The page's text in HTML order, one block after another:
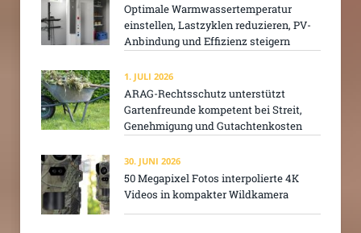
Optimale Warmwassertemperatur
einstellen, Lastzyklen reduzieren, PV-
Anbindung und Effizienz steigern
1. JULI 2026
ARAG-Rechtsschutz unterstützt
Gartenfreunde kompetent bei Streit,
Genehmigung und Gutachtenkosten
30. JUNI 2026
50 Megapixel Fotos interpolierte 4K
Videos in kompakter Wildkamera